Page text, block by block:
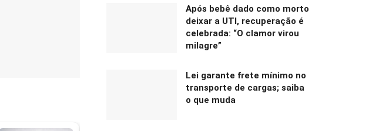
Após bebê dado como morto
deixar a UTI, recuperação é
celebrada: “O clamor virou
milagre”
Lei garante frete mínimo no
transporte de cargas; saiba
o que muda